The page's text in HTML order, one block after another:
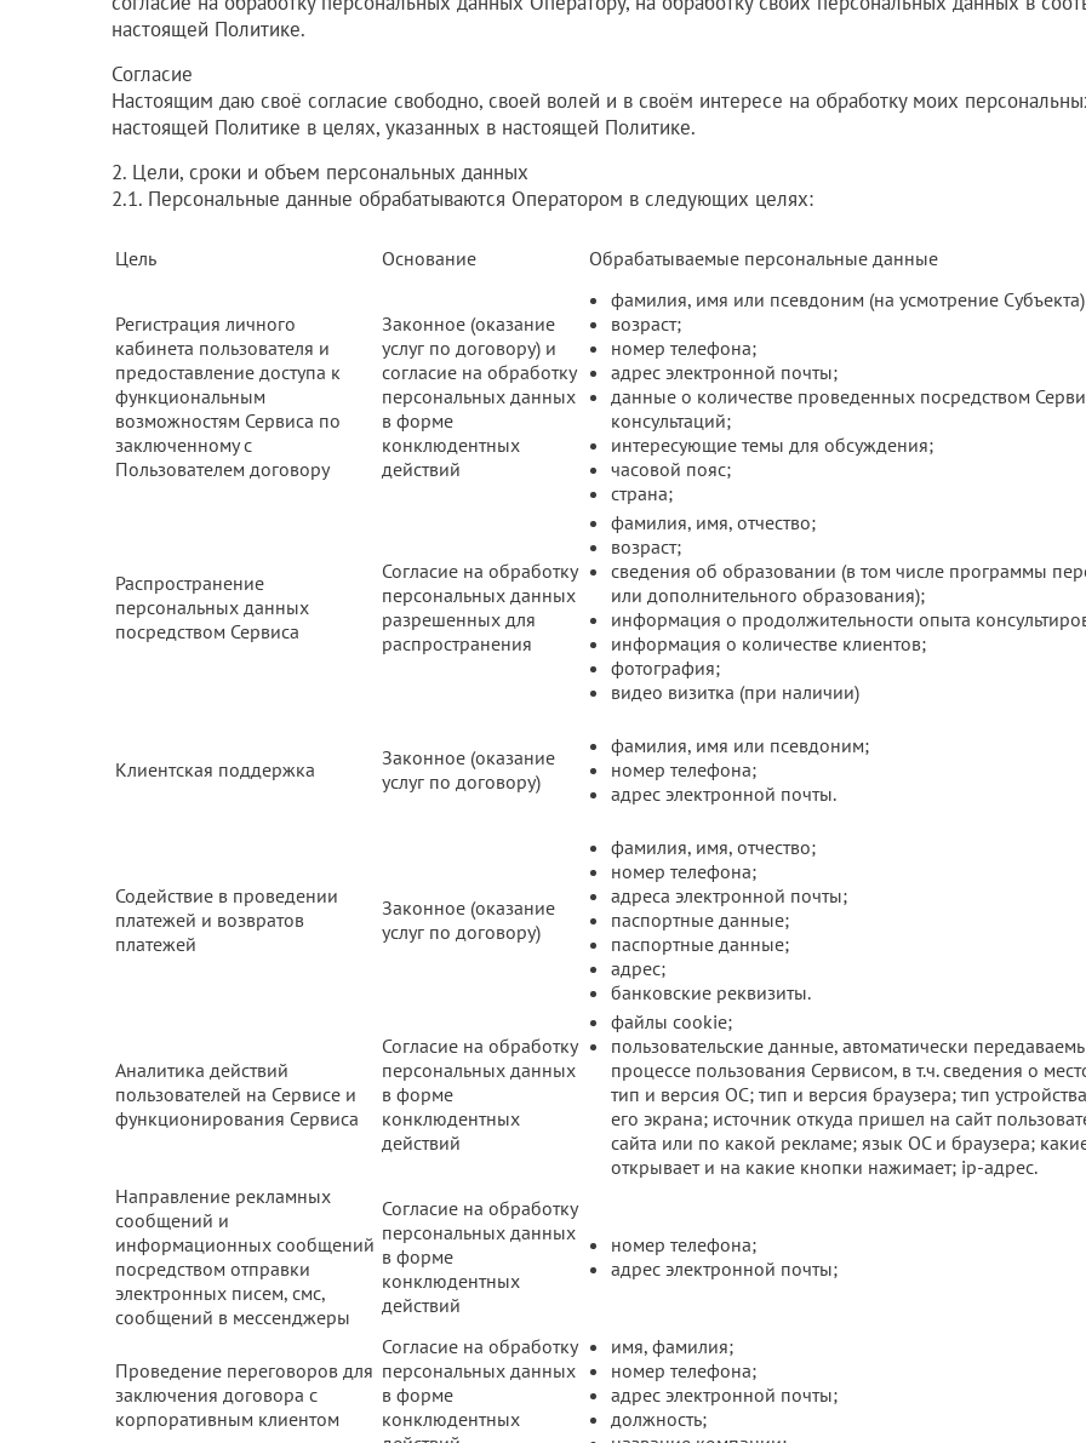
настоящей Политике.
Согласие
Настоящим даю своё согласие свободно, своей волей и в своём интересе на обработку моих
настоящей Политике в целях, указанных в настоящей Политике.
2. Цели, сроки и объем персональных данных
2.1. Персональные данные обрабатываются Оператором в следующих целях:
Цель Основание Обрабатываемые персональные данные
Регистрация личного
кабинета пользователя и
предоставление доступа к
функциональным
возможностям Сервиса по
заключенному с
Пользователем договору
Законное (оказание
услуг по договору) и
согласие на обработку
персональных данных
в форме
конклюдентных
действий
фамилия, имя или псевдоним (на усмотрение
возраст;
номер телефона;
адрес электронной почты;
данные о количестве проведенных посредством
консультаций;
интересующие темы для обсуждения;
часовой пояс;
страна;
Распространение
персональных данных
посредством Сервиса
Согласие на обработку
персональных данных
разрешенных для
распространения
фамилия, имя, отчество;
возраст;
сведения об образовании (в том числе программы
или дополнительного образования);
информация о продолжительности опыта
информация о количестве клиентов;
фотография;
видео визитка (при наличии)
Клиентская поддержка
Законное (оказание
услуг по договору)
фамилия, имя или псевдоним;
номер телефона;
адрес электронной почты.
Содействие в проведении
платежей и возвратов
платежей
Законное (оказание
услуг по договору)
фамилия, имя, отчество;
номер телефона;
адреса электронной почты;
паспортные данные;
паспортные данные;
адрес;
банковские реквизиты.
Аналитика действий
пользователей на Сервисе и
функционирования Сервиса
Согласие на обработку
персональных данных
в форме
конклюдентных
действий
файлы cookie;
пользовательские данные, автоматически
процессе пользования Сервисом, в т.ч. сведения о
тип и версия ОС; тип и версия браузера; тип
его экрана; источник откуда пришел на сайт
сайта или по какой рекламе; язык ОС и браузера;
открывает и на какие кнопки нажимает; ip-адрес.
Направление рекламных
сообщений и
информационных сообщений
посредством отправки
электронных писем, смс,
сообщений в мессенджеры
Согласие на обработку
персональных данных
в форме
конклюдентных
действий
номер телефона;
адрес электронной почты;
Проведение переговоров для
заключения договора с
корпоративным клиентом
Согласие на обработку
персональных данных
в форме
конклюдентных
имя, фамилия;
номер телефона;
адрес электронной почты;
должность;